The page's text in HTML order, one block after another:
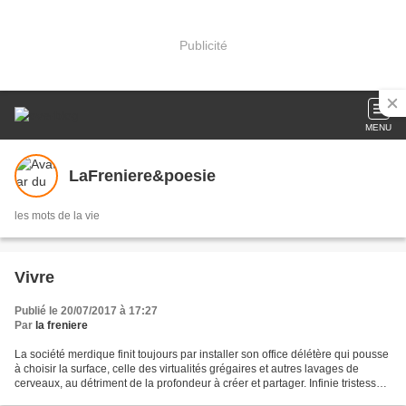
Publicité
MENU
LaFreniere&poesie
les mots de la vie
Vivre
Publié le 20/07/2017 à 17:27
Par la freniere
La société merdique finit toujours par installer son office délétère qui pousse
à choisir la surface, celle des virtualités grégaires et autres lavages de
cerveaux, au détriment de la profondeur à créer et partager. Infinie tristesse